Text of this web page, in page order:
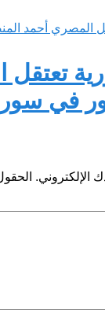
في
الإلكتروني.